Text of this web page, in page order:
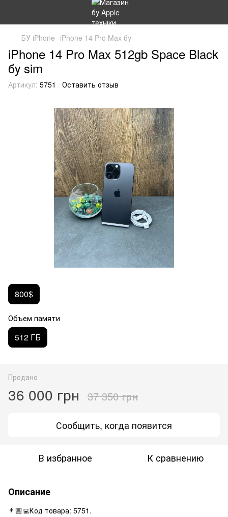
БУ iPhone iPhone 14 Pro Max бу
iPhone 14 Pro Max 512gb Space Black
бу sim
Артикул: 5751 Оставить отзыв
800$
Объем памяти
512 ГБ
Продано
36 000 грн 37 350 грн
Сообщить, когда появится
В избранное К сравнению
Описание
👨🏼‍💻Код товара: 5751.